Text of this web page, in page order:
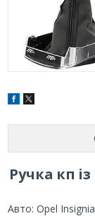
Ручка кп
Авто: Opel